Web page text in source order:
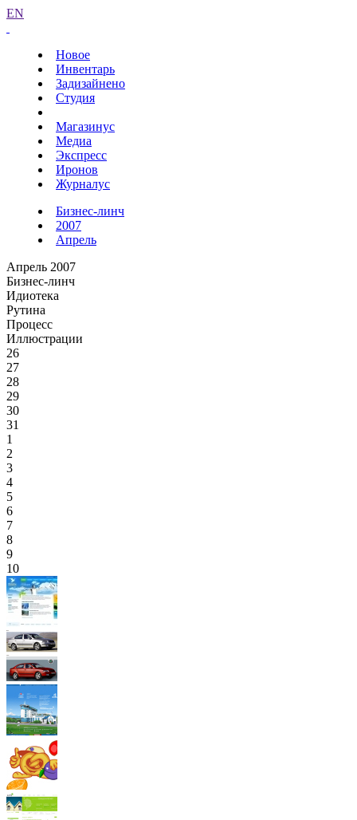
EN
Новое
Инвентарь
Задизайнено
Студия
Магазинус
Медиа
Экспресс
Иронов
Журналус
Бизнес-линч
2007
Апрель
Апрель 2007
Бизнес-линч
Идиотека
Рутина
Процесс
Иллюстрации
26
27
28
29
30
31
1
2
3
4
5
6
7
8
9
10